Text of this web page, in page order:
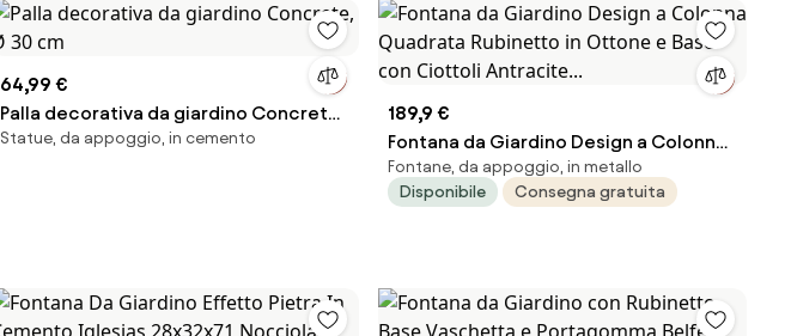
64,99 €
Palla decorativa da giardino Concrete,
Ø 30 cm
Statue, da appoggio, in cemento
189,9 €
Fontana da Giardino Design a Colonna
Quadrata Rubinetto in Ottone e Base
con Ciottoli Antracite...
Fontane, da appoggio, in metallo
Disponibile
Consegna gratuita